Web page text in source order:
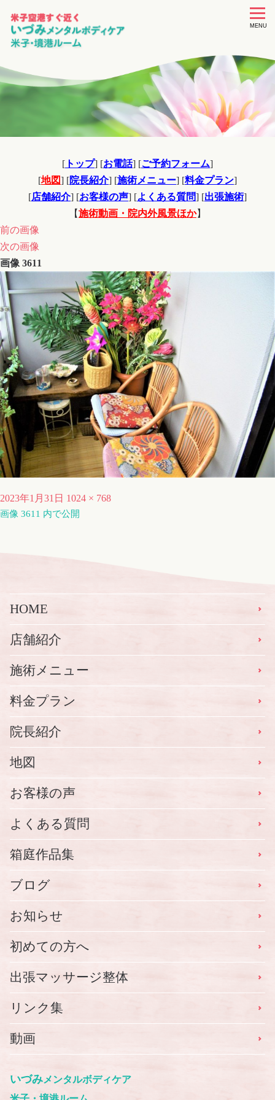
toggle
MENU
[ トップ] [お電話] [ご予約フォーム]
[地図] [院長紹介] [施術メニュー] [料金プラン]
[店舗紹介] [お客様の声] [よくある質問] [出張施術]
【施術動画・院内外風景ほか】
前の画像
次の画像
画像 3611
投
稿
2023年1月31日 フ
ル
1024 × 768
画像 3611 内で公開
いづみメンタルボディケア
HOME
店舗紹介
施術メニュー
料金プラン
院長紹介
地図
お客様の声
よくある質問
箱庭作品集
ブログ
お知らせ
初めての方へ
出張マッサージ整体
リンク集
動画